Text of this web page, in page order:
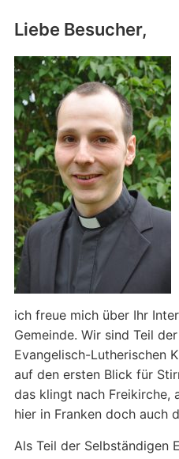
Liebe Besucher,
ich freue mich über Ihr
Gemeinde. Wir sind Teil
Evangelisch-Lutherischen
auf den ersten Blick für
das klingt nach Freikirche,
hier in Franken doch auch
Als Teil der Selbständigen